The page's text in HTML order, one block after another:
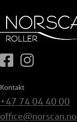
Kontakt
+47 74 04 40 00
office@norscan.no